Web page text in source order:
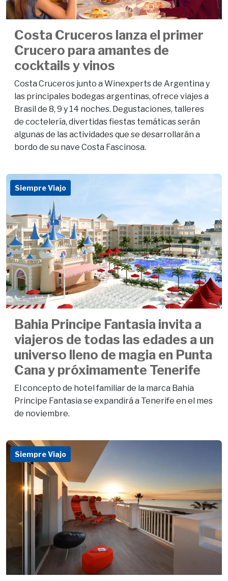
Costa Cruceros lanza el primer
Crucero para amantes de
cocktails y vinos
Costa Cruceros junto a Winexperts de Argentina y
las principales bodegas argentinas, ofrece viajes a
Brasil de 8, 9 y 14 noches. Degustaciones, talleres
de coctelería, divertidas fiestas temáticas serán
algunas de las actividades que se desarrollarán a
bordo de su nave Costa Fascinosa.
Siempre Viajo
Bahia Principe Fantasia invita a
viajeros de todas las edades a un
universo lleno de magia en Punta
Cana y próximamente Tenerife
El concepto de hotel familiar de la marca Bahia
Principe Fantasia se expandirá a Tenerife en el mes
de noviembre.
Siempre Viajo